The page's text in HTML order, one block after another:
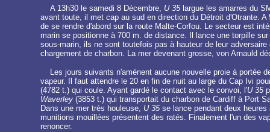
A 13h30 le samedi 8 Décembre, U 35largue les amarres du
avant toute, il met cap au sud en direction du Détroit d'Otrante.
de se rendre d'abord sur la route Malte-Corfou. Le secteur est
marin se positionne à 700 m. de distance. Il lance une torpille
sous-marin, ils ne sont toutefois pas à hauteur de leur
chargement de charbon. La mer devenant grosse, von Arnauld
Les jours suivants n'amènent aucune nouvelle proie à portée
vapeur. Il faut attendre le 20 en fin de nuit au large du Cap Ivi
(4782 t.) qui coule. Ayant gardé le contact avec le convoi, l'U 35
Waverley(3853 t.) qui transportait du charbon de Cardiff à Port
Dans une mer très houleuse, U 35se lance pendant deux heures
munitions mouillées présentent des ratés. Finalement l'un des
renoncer.